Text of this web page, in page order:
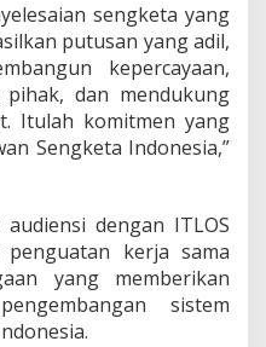
sengketa yang
putusan yang adil,
kepercayaan,
dan mendukung
Itulah komitmen yang
Sengketa Indonesia,”
dengan ITLOS
kerja sama
yang memberikan
sistem